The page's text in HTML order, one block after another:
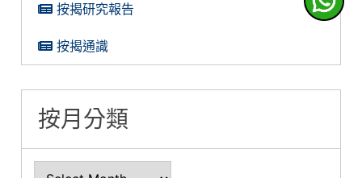
按揭研究報告
按揭通識
按月分類